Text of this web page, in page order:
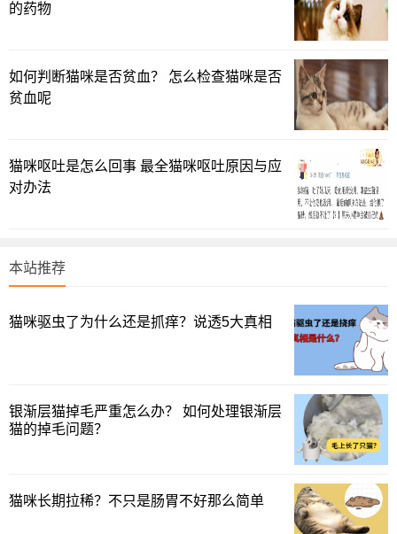
2.细菌或真菌感染
如果猫咪的免疫系统较弱或者耳朵环境过于潮湿，细菌或
真菌就可能趁机繁殖，引起感染。这类感染通常伴有异味、
红肿以及分泌物。
有些猫咪对部分食物或环境因素（如花粉、尘螨等）过
敏，这些过敏反应也可能导致耳朵产生过多的分泌物。
4.外伤
猫咪在玩耍或者与其他动物争斗时可能会受伤，外伤也会
的药物
如何判断猫咪是否贫血？ 怎么检查猫咪是否
贫血呢
猫咪呕吐是怎么回事 最全猫咪呕吐原因与应
对办法
本站推荐
猫咪驱虫了为什么还是抓痒？说透5大真相
银渐层猫掉毛严重怎么办？ 如何处理银渐层
猫的掉毛问题？
猫咪长期拉稀？不只是肠胃不好那么简单